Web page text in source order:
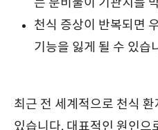
는 분비물이 기관지를
천식 증상이 반복되면
기능을 잃게 될 수 있습
최근 전 세계적으로 천식
있습니다. 대표적인 원인으